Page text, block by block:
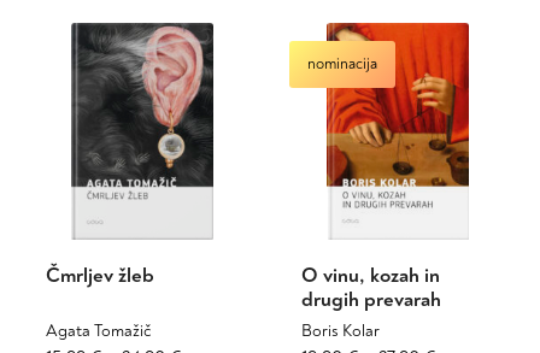
Čmrljev žleb
Agata Tomažič
nominacija
O vinu, kozah in
drugih prevarah
Boris Kolar